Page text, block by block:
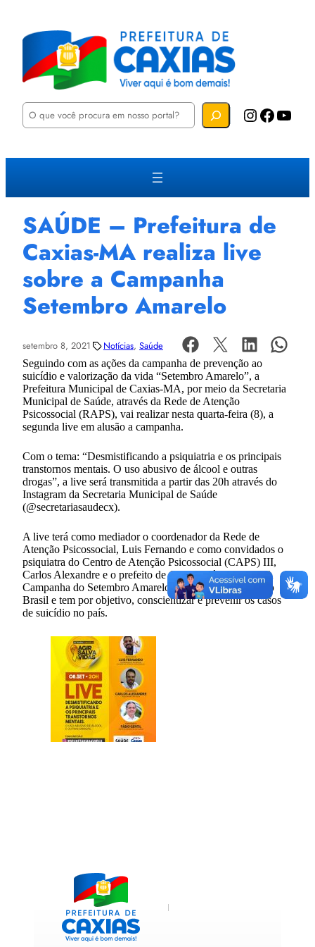
P
u
a
Instagram Facebook YouTube
SAÚDE – Prefeitura de
Caxias-MA realiza live
sobre a Campanha
Setembro Amarelo
setembro 8, 2021 Notícias, Saúde
Seguindo com as ações da campanha de prevenção ao
suicídio e valorização da vida “Setembro Amarelo”, a
Prefeitura Municipal de Caxias-MA, por meio da Secretaria
Municipal de Saúde, através da Rede de Atenção
Psicossocial (RAPS), vai realizar nesta quarta-feira (8), a
segunda live em alusão a campanha.
Com o tema: “Desmistificando a psiquiatria e os principais
transtornos mentais. O uso abusivo de álcool e outras
drogas”, a live será transmitida a partir das 20h através do
Instagram da Secretaria Municipal de Saúde
(@secretariasaudecx).
A live terá como mediador o coordenador da Rede de
Atenção Psicossocial, Luis Fernando e como convidados o
psiquiatra do Centro de Atenção Psicossocial (CAPS) III,
Carlos Alexandre e o prefeito de Caxias, Fábio Gentil. A
Campanha do Setembro Amarelo teve início em 2015 no
Brasil e tem por objetivo, conscientizar e prevenir os casos
de suicídio no país.